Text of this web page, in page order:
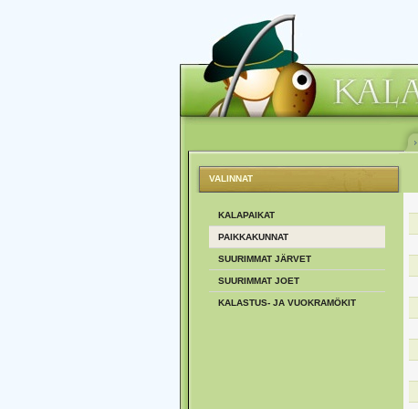
VALINNAT
KALAPAIKAT
PAIKKAKUNNAT
SUURIMMAT JÄRVET
SUURIMMAT JOET
KALASTUS- JA VUOKRAMÖKIT